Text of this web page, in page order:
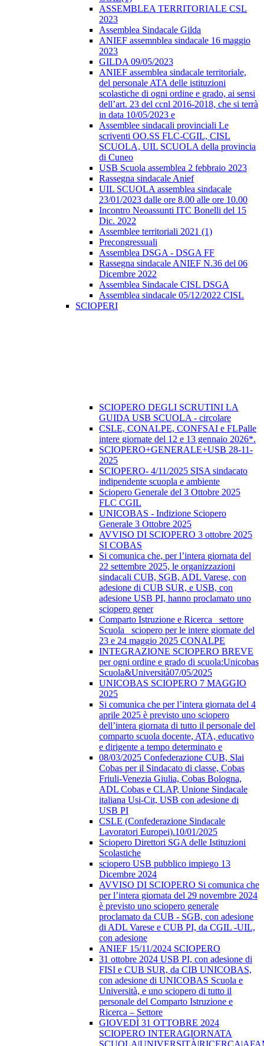
ASSEMBLEA TERRITORIALE CSL
2023
Assemblea Sindacale Gilda
ANIEF assemnblea sindacale 16 maggio
2023
GILDA 09/05/2023
ANIEF assemblea sindacale territoriale,
del personale ATA delle istituzioni
scolastiche di ogni ordine e grado, ai sensi
dell’art. 23 del ccnl 2016-2018, che si terrà
in data 10/05/2023 e
Assemblee sindacali provinciali Le
scriventi OO.SS FLC-CGIL, CISL
SCUOLA, UIL SCUOLA della provincia
di Cuneo
USB Scuola assemblea 2 febbraio 2023
Rassegna sindacale Anief
UIL SCUOLA assemblea sindacale
23/01/2023 dalle ore 8.00 alle ore 10.00
Incontro Neoassunti ITC Bonelli del 15
Dic. 2022
Assemblee territoriali 2021 (1)
Precongressuali
Assemblea DSGA - DSGA FF
Rassegna sindacale ANIEF N.36 del 06
Dicembre 2022
Assemblea Sindacale CISL DSGA
Assemblea sindacale 05/12/2022 CISL
SCIOPERI
SCIOPERO DEGLI SCRUTINI LA
GUIDA USB SCUOLA - circolare
CSLE, CONALPE, CONFSAI e FLPalle
intere giornate del 12 e 13 gennaio 2026*.
SCIOPERO+GENERALE+USB 28-11-
2025
SCIOPERO- 4/11/2025 SISA sindacato
indipendente scuopla e ambiente
Sciopero Generale del 3 Ottobre 2025
FLC CGIL
UNICOBAS - Indizione Sciopero
Generale 3 Ottobre 2025
AVVISO DI SCIOPERO 3 ottobre 2025
SI COBAS
Si comunica che, per l’intera giornata del
22 settembre 2025, le organizzazioni
sindacali CUB, SGB, ADL Varese, con
adesione di CUB SUR, e USB, con
adesione USB PI, hanno proclamato uno
sciopero gener
Comparto Istruzione e Ricerca_ settore
Scuola_ sciopero per le intere giornate del
23 e 24 maggio 2025 CONALPE
INTEGRAZIONE SCIOPERO BREVE
per ogni ordine e grado di scuola:Unicobas
Scuola&Università07/05/2025
UNICOBAS SCIOPERO 7 MAGGIO
2025
Si comunica che per l’intera giornata del 4
aprile 2025 è previsto uno sciopero
dell’intera giornata di tutto il personale del
comparto scuola docente, ATA, educativo
e dirigente a tempo determinato e
08/03/2025 Confederazione CUB, Slai
Cobas per il Sindacato di classe, Cobas
Friuli-Venezia Giulia, Cobas Bologna,
ADL Cobas e CLAP, Unione Sindacale
italiana Usi-Cit, USB con adesione di
USB PI
CSLE (Confederazione Sindacale
Lavoratori Europei).10/01/2025
Sciopero Direttori SGA delle Istituzioni
Scolastiche
sciopero USB pubblico impiego 13
Dicembre 2024
AVVISO DI SCIOPERO Si comunica che
per l’intera giornata del 29 novembre 2024
è previsto uno sciopero generale
proclamato da CUB - SGB, con adesione
di ADL Varese e CUB PI, da CGIL -UIL,
con adesione
ANIEF 15/11/2024 SCIOPERO
31 ottobre 2024 USB PI, con adesione di
FISI e CUB SUR, da CIB UNICOBAS,
con adesione di UNICOBAS Scuola e
Università, e uno sciopero di tutto il
personale del Comparto Istruzione e
Ricerca – Settore
GIOVEDÌ 31 OTTOBRE 2024
SCIOPERO INTERAGIORNATA